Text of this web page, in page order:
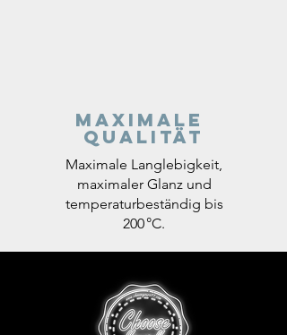
Maximale
Qualität
Maximale Langlebigkeit,
maximaler Glanz und
temperaturbeständig bis
200 °C.